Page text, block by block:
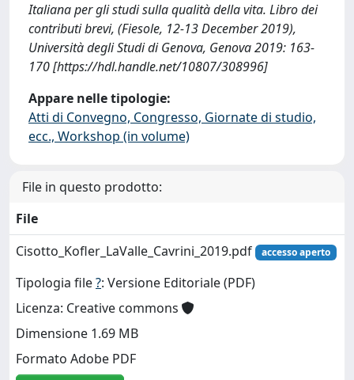
Italiana per gli studi sulla qualità della vita. Libro dei
contributi brevi, (Fiesole, 12-13 December 2019),
Università degli Studi di Genova, Genova 2019: 163-
170 [https://hdl.handle.net/10807/308996]
Appare nelle tipologie:
Atti di Convegno, Congresso, Giornate di studio,
ecc., Workshop (in volume)
File in questo prodotto:
File
Cisotto_Kofler_LaValle_Cavrini_2019.pdf
accesso aperto
Tipologia file?: Versione Editoriale (PDF)
Licenza: Creative commons
Dimensione 1.69 MB
Formato Adobe PDF